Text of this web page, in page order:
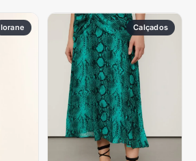
Iorane Calçados